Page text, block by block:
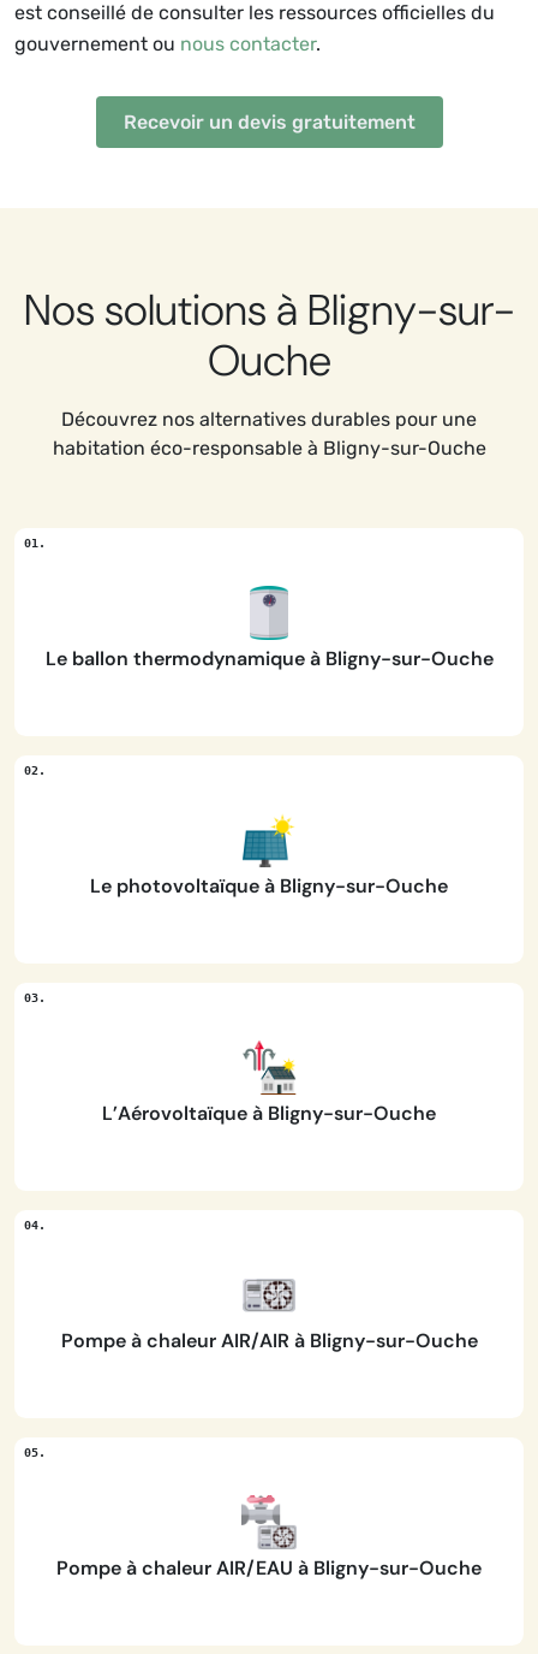
est conseillé de consulter les ressources officielles du
gouvernement ou nous contacter.
Recevoir un devis gratuitement
Nos solutions à Bligny-sur-
Ouche
Découvrez nos alternatives durables pour une
habitation éco-responsable à Bligny-sur-Ouche
Le ballon thermodynamique à Bligny-sur-Ouche
Le photovoltaïque à Bligny-sur-Ouche
L’Aérovoltaïque à Bligny-sur-Ouche
Pompe à chaleur AIR/AIR à Bligny-sur-Ouche
Pompe à chaleur AIR/EAU à Bligny-sur-Ouche